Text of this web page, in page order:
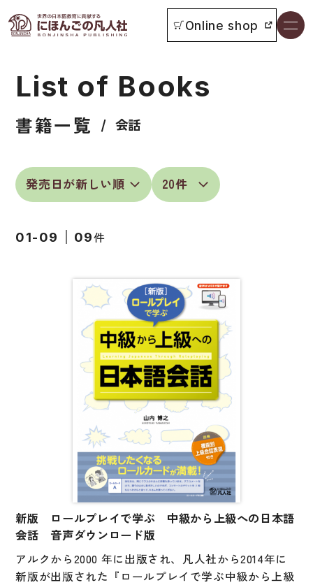
書籍一覧
お知らせ
イベント
教科書採用について
書籍の内容について
著作権について
原稿・企画の持ち込みについて
その他の質問
わたしたちについて
お問い合わせ
書店様向け
Online shop
本をさがす
日本語学習者用教科書
総合教科書
短期滞在者向け
留学生向け専門分野
表記（かな・漢字）
練習問題
日本語能力試験対策
List of Books
書籍一覧 会話
01-09 09件
新版 ロールプレイで学ぶ 中級から上級への日本語
会話 音声ダウンロード版
アルクから2000 年に出版され、凡人社から2014年に
新版が出版された『ロールプレイで学ぶ中級から上級